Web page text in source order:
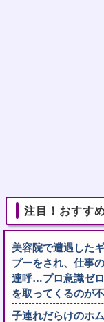
注目！おすす
美容院で遭遇した
プーをされ、仕事
連呼…プロ意識ゼ
を取ってくるのが
子連れだらけのホ